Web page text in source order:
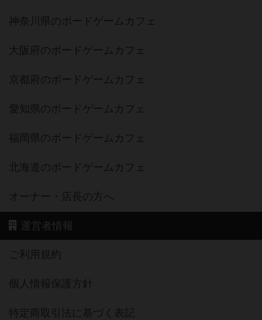
神奈川県のボードゲームカフェ
大阪府のボードゲームカフェ
京都府のボードゲームカフェ
愛知県のボードゲームカフェ
福岡県のボードゲームカフェ
北海道のボードゲームカフェ
オーナー・店長の方へ
運営者情報
ご利用規約
個人情報保護方針
特定商取引法に基づく表記